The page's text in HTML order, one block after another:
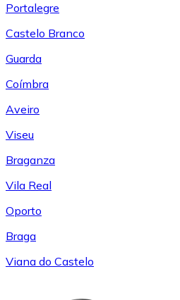
Portalegre
Castelo Branco
Guarda
Coímbra
Aveiro
Viseu
Braganza
Vila Real
Oporto
Braga
Viana do Castelo